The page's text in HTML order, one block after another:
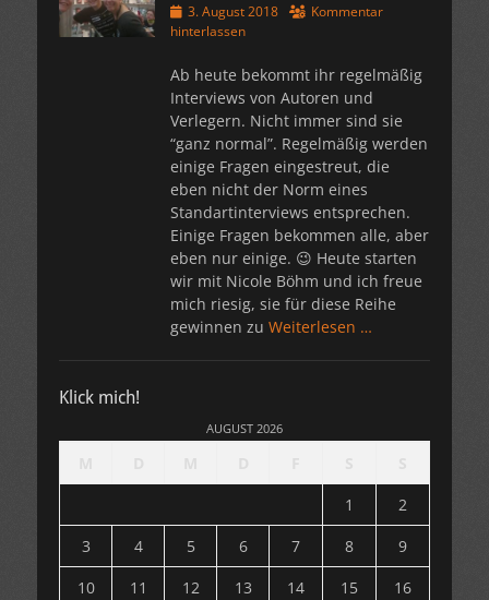
Veröffentlicht
am
3. August 2018
Kommentar
hinterlassen
Ab heute bekommt ihr regelmäßig
Interviews von Autoren und
Verlegern. Nicht immer sind sie
“ganz normal”. Regelmäßig werden
einige Fragen eingestreut, die
eben nicht der Norm eines
Standartinterviews entsprechen.
Einige Fragen bekommen alle, aber
eben nur einige. 😉 Heute starten
wir mit Nicole Böhm und ich freue
mich riesig, sie für diese Reihe
gewinnen zu Weiterlesen …
Klick mich!
AUGUST 2026
1
2
3
4 5 6 7 8
9
10
11 12 13 14 15
16